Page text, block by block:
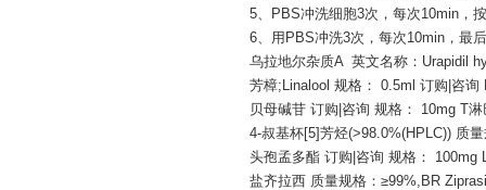
5、PBS冲洗细胞3次，每次10min，
6、用PBS冲洗3次，每次10min，最
乌拉地尔杂质A 英文名称：Urapidil
芳樟;Linalool 规格： 0.5ml 订购|咨
贝母碱苷 订购 |咨询 规格： 10mg T
4-叔基杯[5]芳烃(>98.0%(HPLC)) 质
头孢孟多酯 订购 |咨询 规格：
盐齐拉西 质量规格： ≥99%,BR